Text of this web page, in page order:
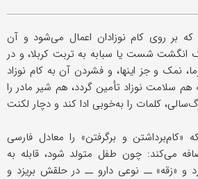
بر روی کام نوزادان اعمال می‌شود و آن
انگشت شست یا سبابه به تربت کربلا، و در
نمک و جز اینها، و فشردن آن به کام نوزاد
هم سلامت نوزاد تأمین گردد، هم شیر مادر را
کلمات را به‌خوبی ادا کند و دچار لکنت
«کام‌برداشتن و برگرفتن» را معادل فارسی
می‌کند: چون طفل متولد شود، قابله به
و «زقه» ــ نوعی دارو ــ در حلقش بریزد و